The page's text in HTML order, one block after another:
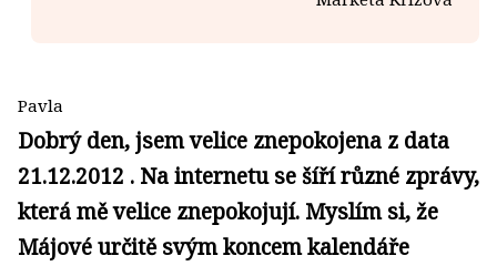
Pavla
Dobrý den, jsem velice znepokojena z data
21.12.2012 . Na internetu se šíří různé zprávy,
která mě velice znepokojují. Myslím si, že
Májové určitě svým koncem kalendáře